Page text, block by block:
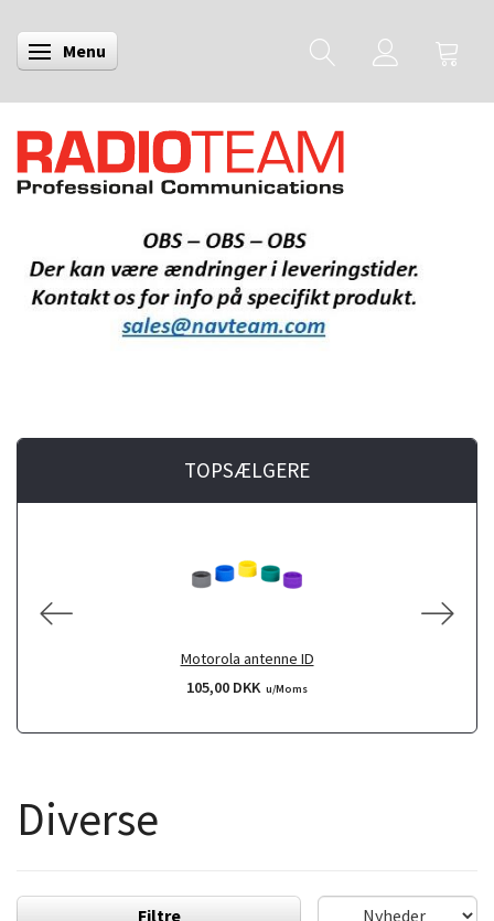
Skifte navigation
Menu
TOPSÆLGERE
Motorola antenne ID
105,00 DKK u/Moms
Diverse
Filtre